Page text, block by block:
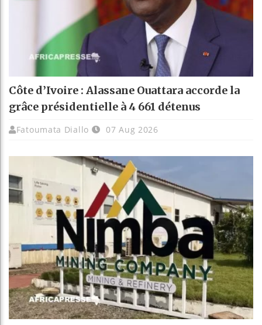
Côte d’Ivoire : Alassane Ouattara accorde la
grâce présidentielle à 4 661 détenus
Fatoumata Diallo 07 Aug 2026